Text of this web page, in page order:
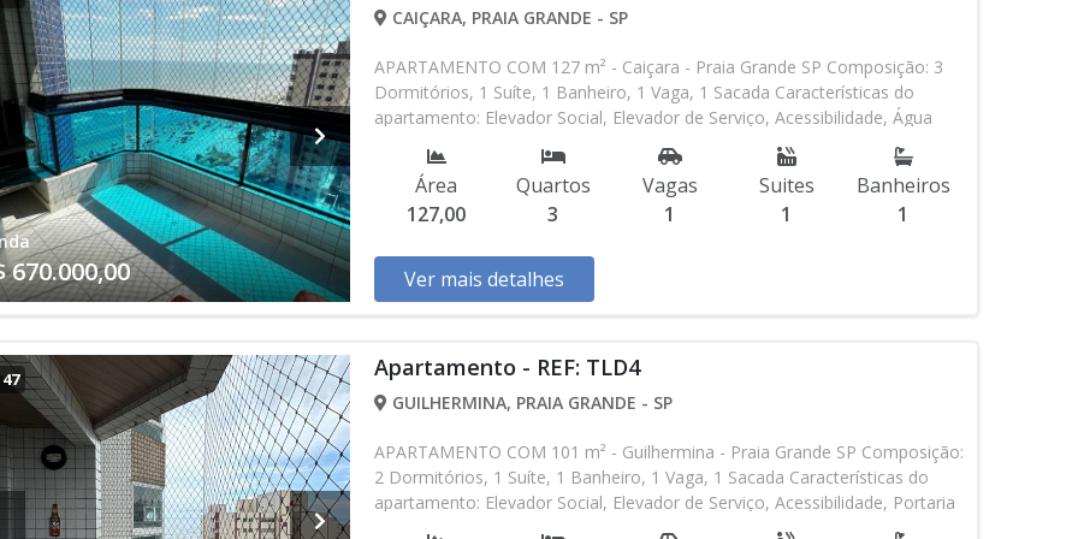
670.000,00
CAIÇARA, PRAIA GRANDE - SP
APARTAMENTO COM 127 m² - Caiçara - Praia Grande SP Composição: 3
Dormitórios, 1 Suíte, 1 Banheiro, 1 Vaga, 1 Sacada Características do
apartamento: Elevador Social, Elevador de Serviço, Acessibilidade, Água
Individual, Piscina, Churrasqueira, Predio Frente Mar Aceita Financiamento
Bancário Aceita Financiamento Direto com a Construtora Entrada de R$
200.000,00 70 Parcelas Mensais de R$ 6.714,00 R$ 670.000,00 valor Total *
Os valores e disponibilidade podem ser alterados sem prévio aviso. Favor
Área
127,00
Quartos
3
Vagas
1
Suites
1
Banheiros
1
Ver mais detalhes
47 Apartamento - REF: TLD4
GUILHERMINA, PRAIA GRANDE - SP
APARTAMENTO COM 101 m² - Guilhermina - Praia Grande SP Composição:
2 Dormitórios, 1 Suíte, 1 Banheiro, 1 Vaga, 1 Sacada Características do
apartamento: Elevador Social, Elevador de Serviço, Acessibilidade, Portaria
24h, Interfone, Home Box, Piscina, Salão de Jogos, Salão de Festas,